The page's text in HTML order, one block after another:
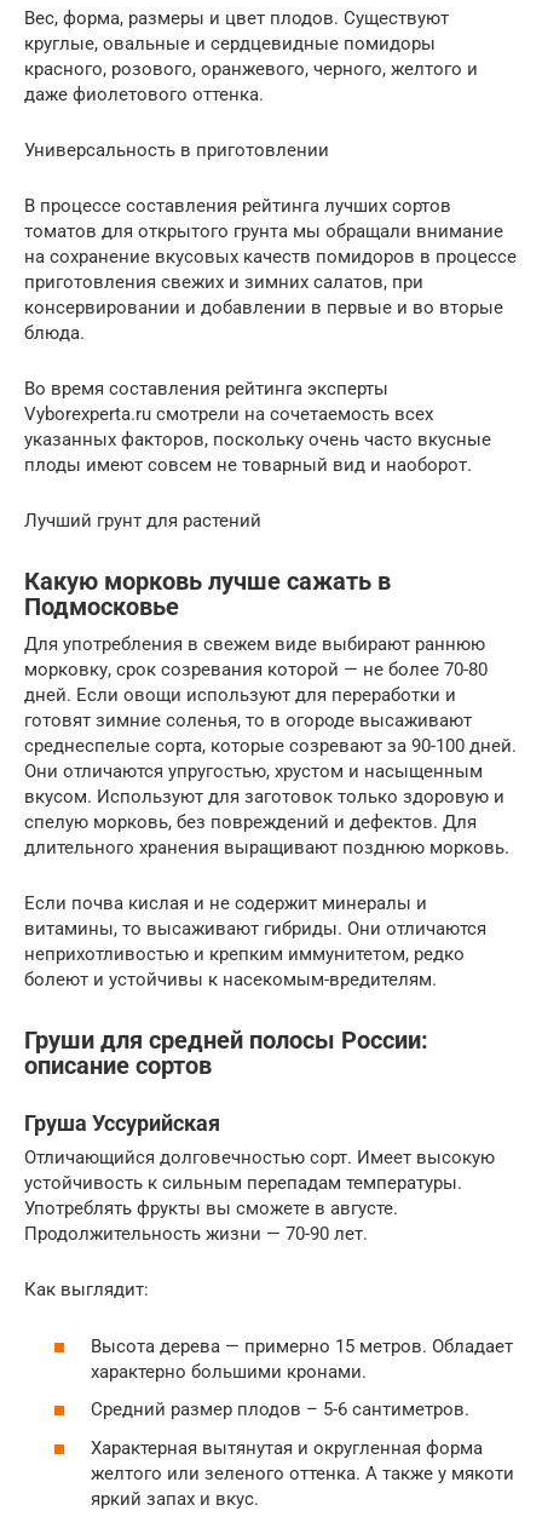
Вес, форма, размеры и цвет плодов. Существуют
круглые, овальные и сердцевидные помидоры
красного, розового, оранжевого, черного, желтого и
даже фиолетового оттенка.
Универсальность в приготовлении
В процессе составления рейтинга лучших сортов
томатов для открытого грунта мы обращали внимание
на сохранение вкусовых качеств помидоров в процессе
приготовления свежих и зимних салатов, при
консервировании и добавлении в первые и во вторые
блюда.
Во время составления рейтинга эксперты
Vyborexperta.ru смотрели на сочетаемость всех
указанных факторов, поскольку очень часто вкусные
плоды имеют совсем не товарный вид и наоборот.
Лучший грунт для растений
Какую морковь лучше сажать в
Подмосковье
Для употребления в свежем виде выбирают раннюю
морковку, срок созревания которой — не более 70-80
дней. Если овощи используют для переработки и
готовят зимние соленья, то в огороде высаживают
среднеспелые сорта, которые созревают за 90-100 дней.
Они отличаются упругостью, хрустом и насыщенным
вкусом. Используют для заготовок только здоровую и
спелую морковь, без повреждений и дефектов. Для
длительного хранения выращивают позднюю морковь.
Если почва кислая и не содержит минералы и
витамины, то высаживают гибриды. Они отличаются
неприхотливостью и крепким иммунитетом, редко
болеют и устойчивы к насекомым-вредителям.
Груши для средней полосы России:
описание сортов
Груша Уссурийская
Отличающийся долговечностью сорт. Имеет высокую
устойчивость к сильным перепадам температуры.
Употреблять фрукты вы сможете в августе.
Продолжительность жизни — 70-90 лет.
Как выглядит:
Высота дерева — примерно 15 метров. Обладает
характерно большими кронами.
Средний размер плодов – 5-6 сантиметров.
Характерная вытянутая и округленная форма
желтого или зеленого оттенка. А также у мякоти
яркий запах и вкус.